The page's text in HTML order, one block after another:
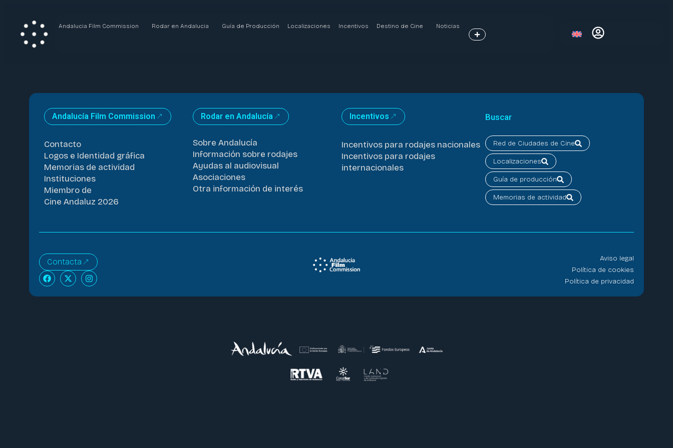
Andalucia Film Commission Rodar en Andalucia Guía de Producción Localizaciones Incentivos Destino de Cine Noticias
Andalucía Film Commission
Contacto
Logos e Identidad gráfica
Memorias de actividad
Instituciones
Miembro de
Cine Andaluz 2026
Rodar en Andalucía
Sobre Andalucía
Información sobre rodajes
Ayudas al audiovisual
Asociaciones
Otra información de interés
Incentivos
Incentivos para rodajes nacionales
Incentivos para rodajes
internacionales
Buscar
Red de Ciudades de Cine
Localizaciones
Guía de producción
Memorias de actividad
Contacta
Aviso legal
Política de cookies
Política de privacidad